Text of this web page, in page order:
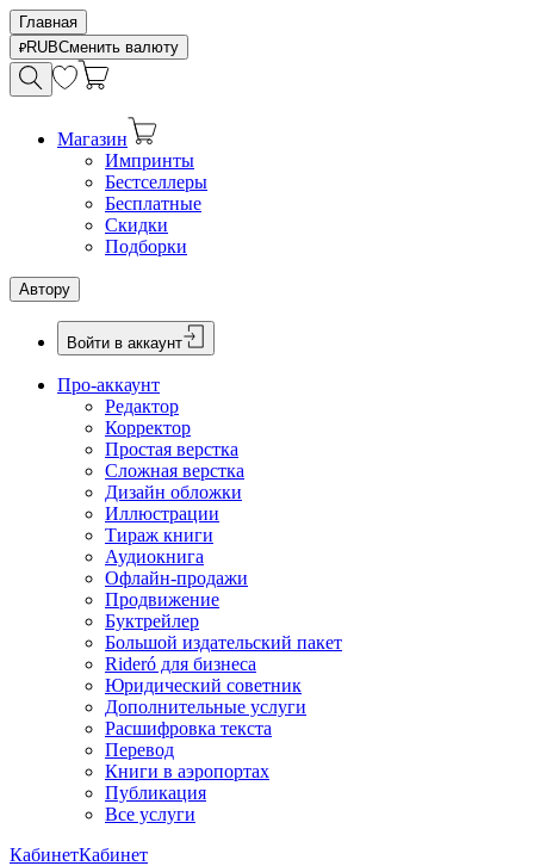
Главная
RUBСменить валюту
Магазин
Импринты
Бестселлеры
Бесплатные
Скидки
Подборки
Автору
Войти в аккаунт
Про-аккаунт
Редактор
Корректор
Простая верстка
Сложная верстка
Дизайн обложки
Иллюстрации
Тираж книги
Аудиокнига
Офлайн-продажи
Продвижение
Буктрейлер
Большой издательский пакет
Rideró для бизнеса
Юридический советник
Дополнительные услуги
Расшифровка текста
Перевод
Книги в аэропортах
Публикация
Все услуги
КабинетКабинет